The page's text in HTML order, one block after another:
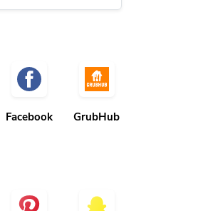
Facebook GrubHub